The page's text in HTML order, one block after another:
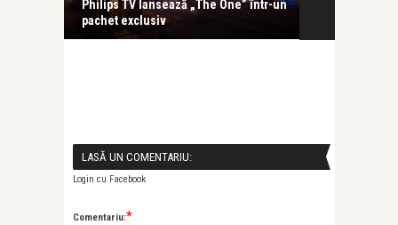
Philips TV lansează „The One” într-un
pachet exclusiv
LASĂ UN COMENTARIU:
Login cu Facebook
Comentariu:*